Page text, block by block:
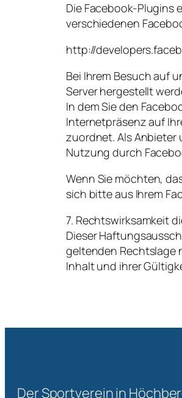
Die Facebook-Plugins
verschiedenen
http://
Bei Ihrem Besuch auf
Server hergestellt
In dem Sie den
Internetpräsenz auf
zuordnet. Als Anbieter
Nutzung durch
Wenn Sie möchten,
sich bitte aus Ihrem
7. Rechtswirksamkeit
Dieser
geltenden Rechtslage
Inhalt und ihrer
Der Sportverein in